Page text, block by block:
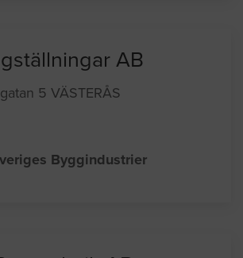
AB
5 VÄSTERÅS
Byggindustrier